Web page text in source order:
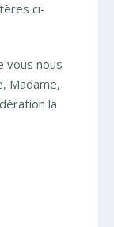
ci-
vous nous
Madame,
la